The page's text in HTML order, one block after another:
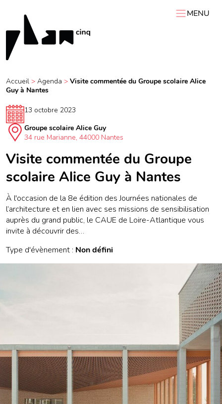
MENU
AGENDA
Conférences
Interviews
Accueil > Agenda > Visite commentée du Groupe scolaire Alice
Guy à Nantes
13 octobre 2023
Groupe scolaire Alice Guy
34 rue Marianne, 44000 Nantes
Visite commentée du Groupe
scolaire Alice Guy à Nantes
À l'occasion de la 8e édition des Journées nationales de
l’architecture et en lien avec ses missions de sensibilisation
auprès du grand public, le CAUE de Loire-Atlantique vous
invite à découvrir des…
Type d'évènement : Non défini